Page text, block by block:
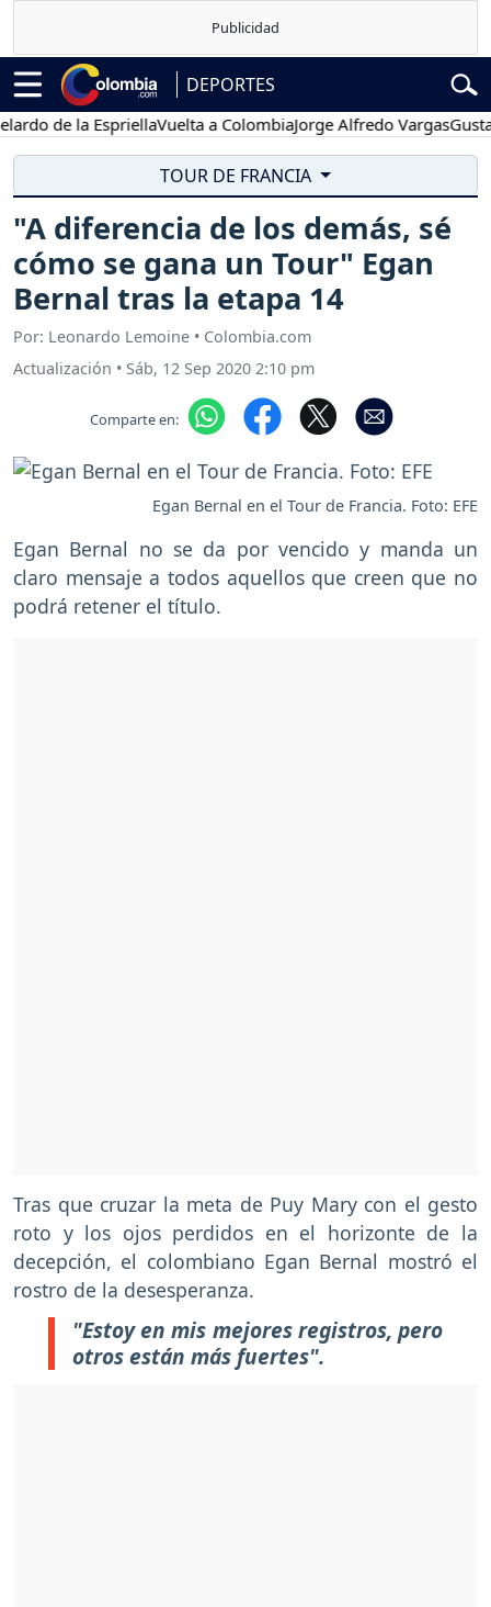
DEPORTES
la EspriellaVuelta a ColombiaJorge Alfredo VargasGustavo
TOUR DE FRANCIA
"A diferencia de los demás, sé
cómo se gana un Tour" Egan
Bernal tras la etapa 14
Por: Leonardo Lemoine • Colombia.com
Actualización • Sáb, 12 Sep 2020 2:10 pm
Comparte en:
Egan Bernal en el Tour de Francia. Foto: EFE
Egan Bernal no se da por vencido y manda un
claro mensaje a todos aquellos que creen que no
podrá retener el título.
Tras que cruzar la meta de Puy Mary con el gesto
roto y los ojos perdidos en el horizonte de la
decepción, el colombiano Egan Bernal mostró el
rostro de la desesperanza.
"Estoy en mis mejores registros, pero
otros están más fuertes".